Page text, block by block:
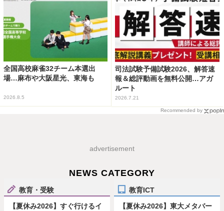
全国高校麻雀32チーム本選出
場…麻布や大阪星光、東海も
2026.8.5
司法試験予備試験2026、解答速
報＆総評動画を無料公開…アガ
ルート
2026.7.21
Recommended by
advertisement
NEWS CATEGORY
教育・受験
【夏休み2026】すぐ行けるイ
教育ICT
【夏休み2026】東大メタバー